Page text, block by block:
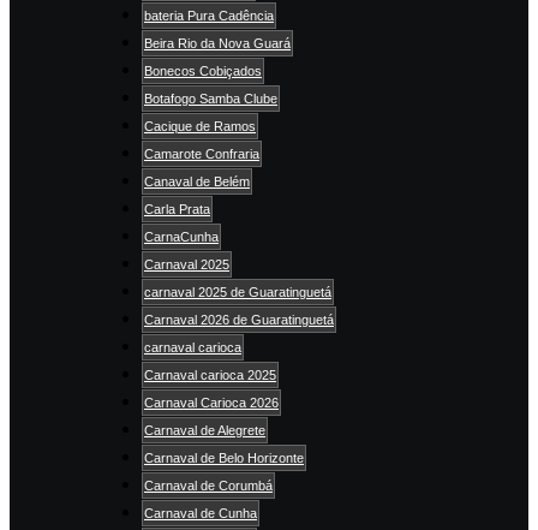
bateria Pura Cadência
Beira Rio da Nova Guará
Bonecos Cobiçados
Botafogo Samba Clube
Cacique de Ramos
Camarote Confraria
Canaval de Belém
Carla Prata
CarnaCunha
Carnaval 2025
carnaval 2025 de Guaratinguetá
Carnaval 2026 de Guaratinguetá
carnaval carioca
Carnaval carioca 2025
Carnaval Carioca 2026
Carnaval de Alegrete
Carnaval de Belo Horizonte
Carnaval de Corumbá
Carnaval de Cunha